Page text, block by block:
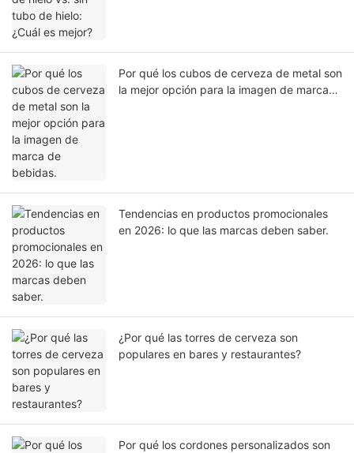
Por qué los cubos de cerveza de metal son
la mejor opción para la imagen de marca
Tendencias en productos promocionales
en 2026: lo que las marcas deben saber.
¿Por qué las torres de cerveza son
populares en bares y restaurantes?
Por qué los cordones personalizados son